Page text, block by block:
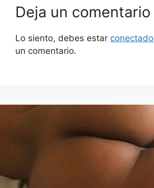
Deja un comentario
Lo siento, debes estar conectado
un comentario.